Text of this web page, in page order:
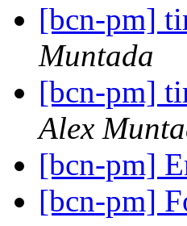
[bcn-pm]
Muntada
[bcn-pm]
Alex
[bcn-pm]
[bcn-pm]